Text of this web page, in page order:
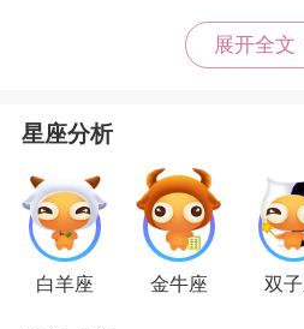
能随时给狮子带来新鲜感，
感到很厌烦。而且双子是多
会对这种女生一见钟情。在
知道什么时候就喜欢上了
展开全文
星座分析
白羊座 金牛座 双